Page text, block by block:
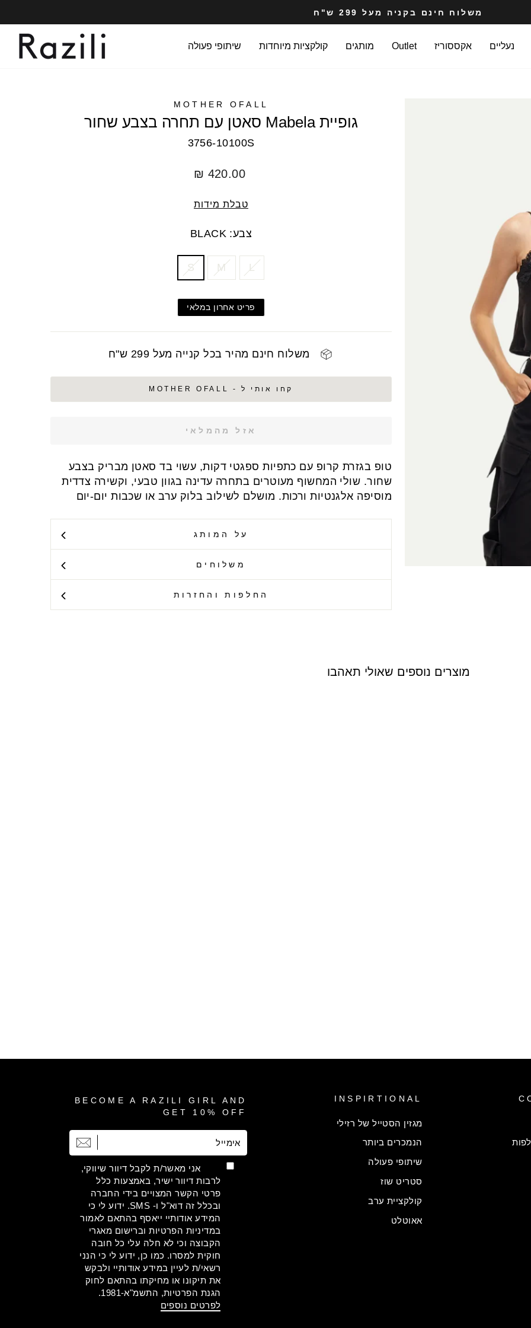
עצרי
מצגת
משלוח חינם בקניה מעל 299 ש"ח
נעליים אקססוריז Outlet מותגים קולקציות מיוחדות שיתופי פעולה
MOTHER OFALL
גופיית Mabela סאטן עם תחרה בצבע שחור
3756-10100S
מחיר
420.00 ₪
טבלת מידות
צבע: BLACK
S M L
פריט אחרון במלאי
משלוח חינם מהיר בכל קנייה מעל 299 ש"ח
קחו אותי ל - MOTHER OFALL
אזל מהמלאי
טופ בגזרת קרופ עם כתפיות ספגטי דקות, עשוי בד סאטן מבריק בצבע
שחור. שולי המחשוף מעוטרים בתחרה עדינה בגוון טבעי, וקשירה צדדית
מוסיפה אלגנטיות ורכות. מושלם לשילוב בלוק ערב או שכבות יום-יום
על המותג
משלוחים
החלפות והחזרות
מוצרים נוספים שאולי תאהבו
INSPIRTIONAL
מגזין הסטייל של רזילי
הנמכרים ביותר
שיתופי פעולה
סטריט שוז
קולקציית ערב
אאוטלט
BECOME A RAZILI GIRL AND
GET 10% OFF
אימייל
הרשמה
אני מאשר/ת לקבל דיוור שיווקי,
לרבות דיוור ישיר, באמצעות כלל
פרטי הקשר המצויים בידי החברה
ובכלל זה דוא"ל ו- SMS. ידוע לי כי
המידע אודותיי ייאסף בהתאם לאמור
במדיניות הפרטיות וברישום מאגרי
הקבוצה וכי לא חלה עלי כל חובה
חוקית למסרו. כמו כן, ידוע לי כי הנני
רשאי/ת לעיין במידע אודותיי ולבקש
את תיקונו או מחיקתו בהתאם לחוק
הגנת הפרטיות, התשמ"א-1981.
לפרטים נוספים